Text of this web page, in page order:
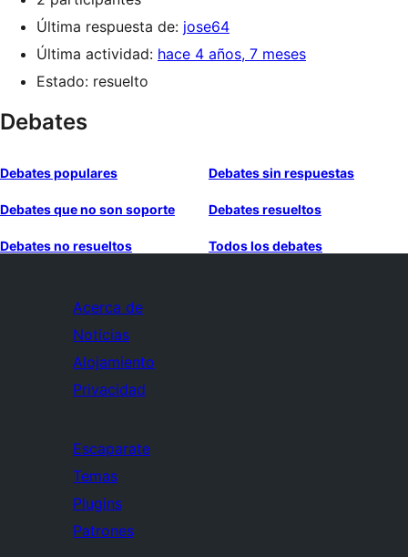
Última respuesta de: jose64
Última actividad: hace 4 años, 7 meses
Estado: resuelto
Debates
Debates populares Debates sin respuestas
Debates que no son soporte Debates resueltos
Debates no resueltos Todos los debates
Acerca de
Noticias
Alojamiento
Privacidad
Escaparate
Temas
Plugins
Patrones